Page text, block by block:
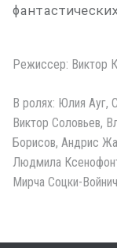
Режиссер: Виктор
В ролях: Юлия Ауг,
Виктор Соловьев,
Борисов, Андрис
Людмила
Мирча Соцки-